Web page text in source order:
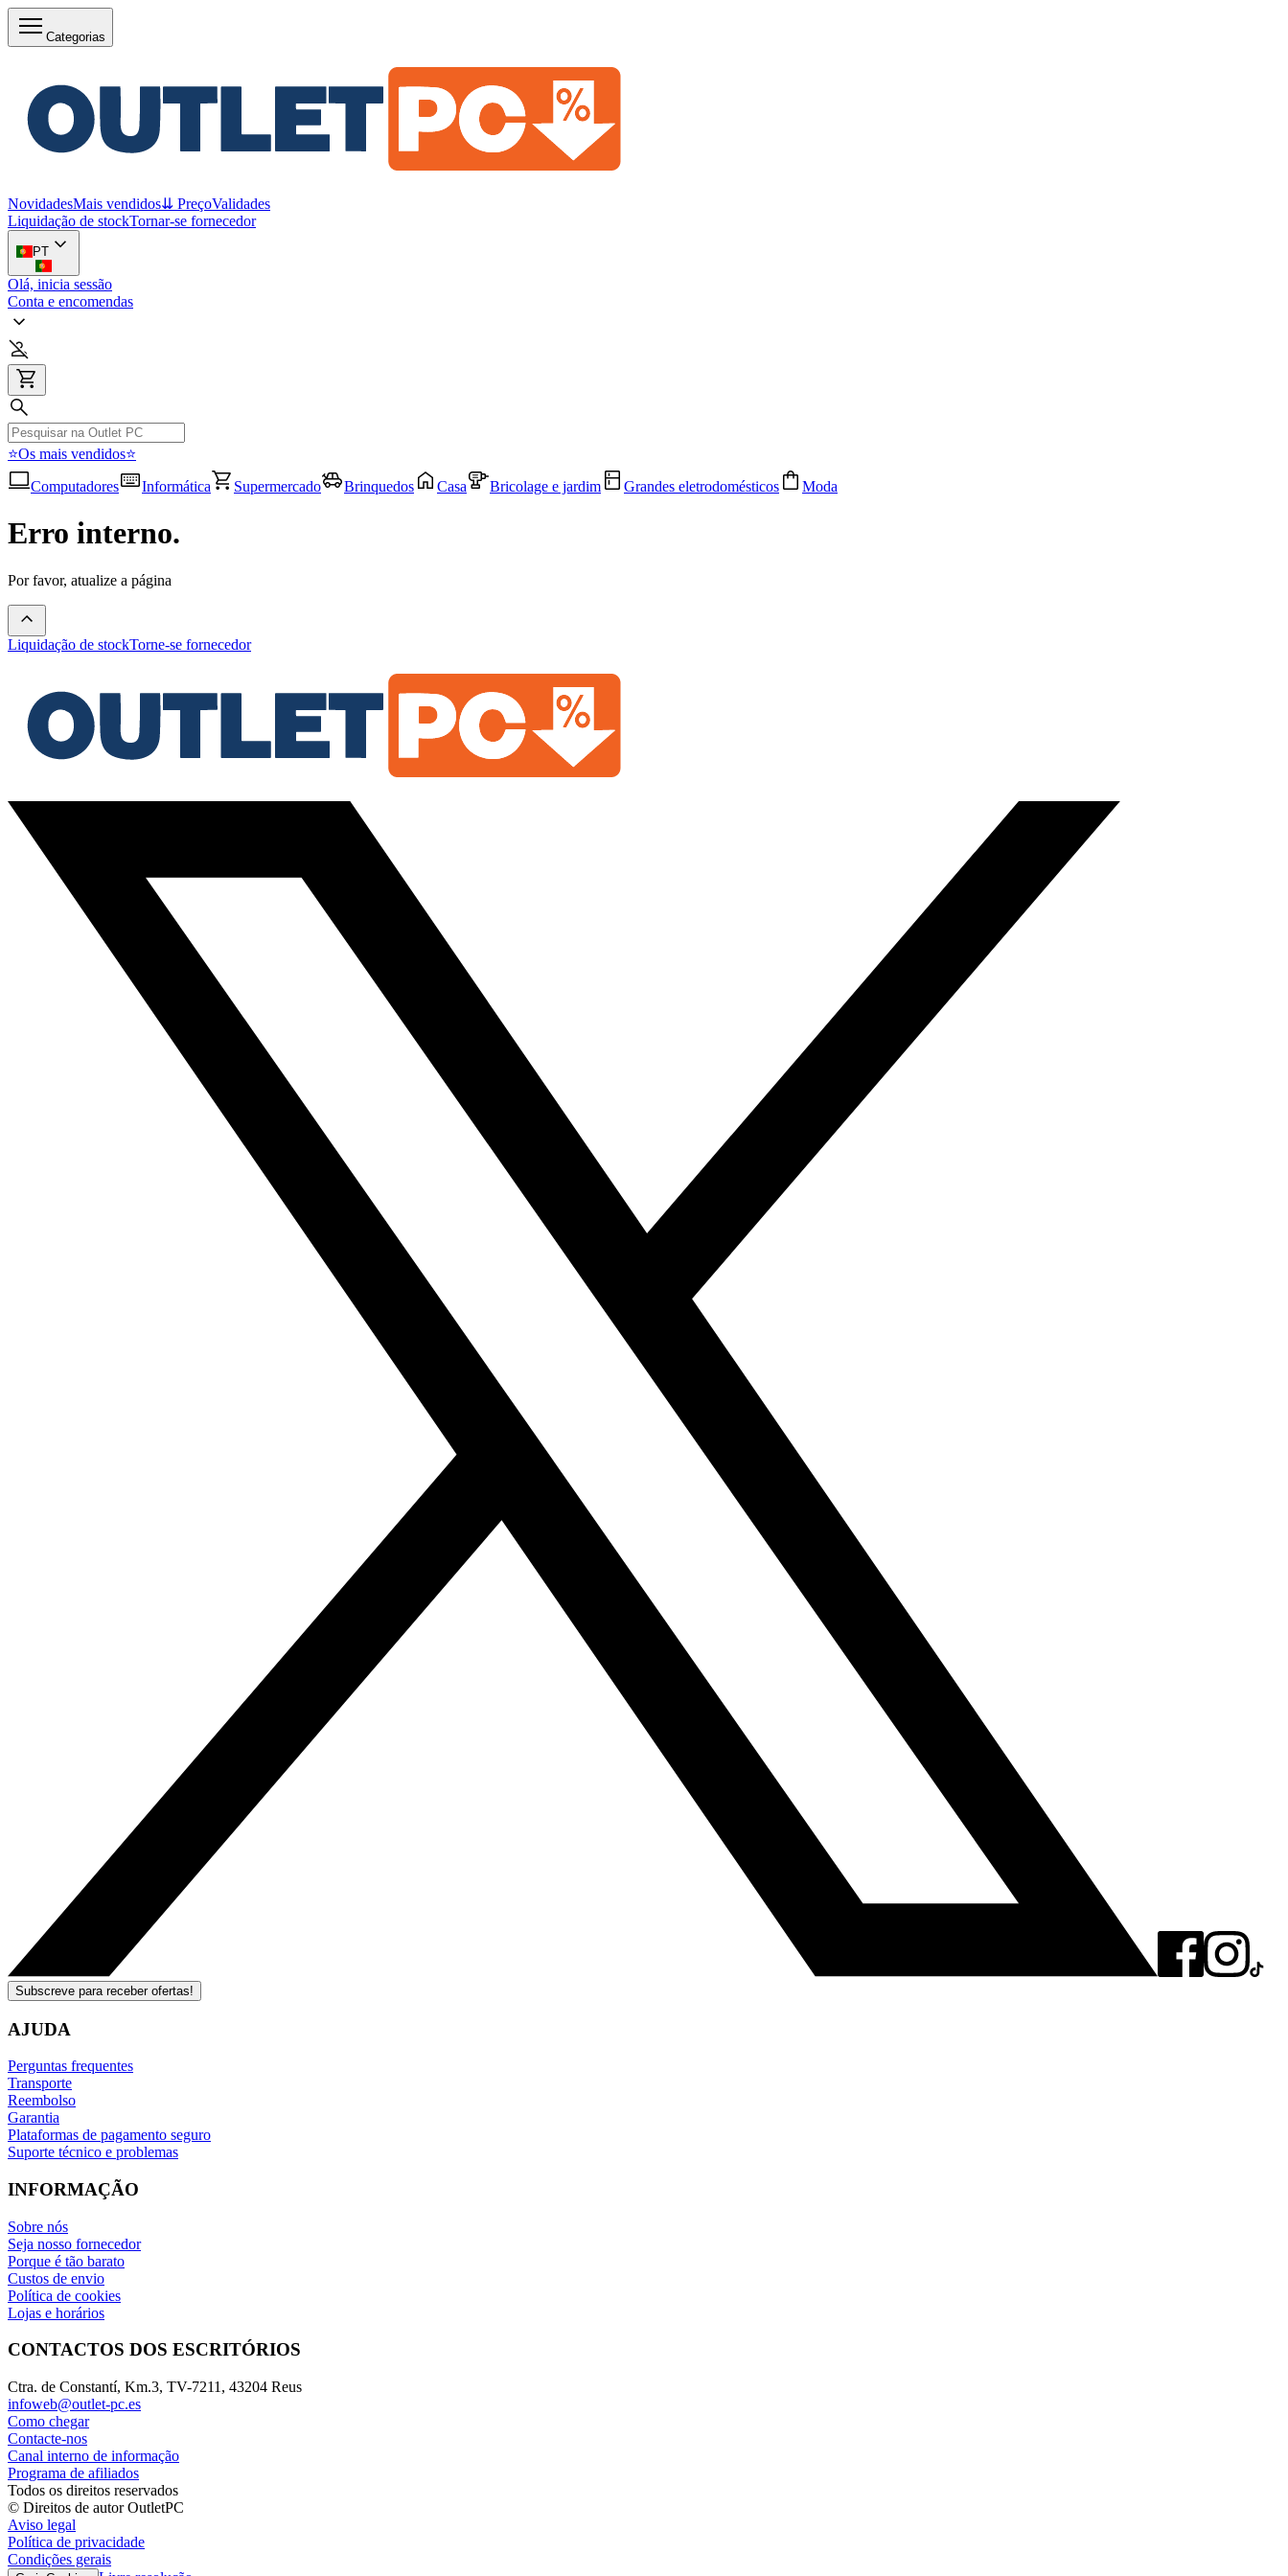
Categorias
NovidadesMais vendidos⇊ PreçoValidades
Liquidação de stockTornar-se fornecedor
PT
Olá, inicia sessão
Conta e encomendas
⭐Os mais vendidos⭐
Computadores
Informática Supermercado Brinquedos Casa Bricolage e jardim Grandes eletrodomésticos Moda
Erro interno.
Por favor, atualize a página
Liquidação de stockTorne-se fornecedor
Subscreve para receber ofertas!
AJUDA
Perguntas frequentes
Transporte
Reembolso
Garantia
Plataformas de pagamento seguro
Suporte técnico e problemas
INFORMAÇÃO
Sobre nós
Seja nosso fornecedor
Porque é tão barato
Custos de envio
Política de cookies
Lojas e horários
CONTACTOS DOS ESCRITÓRIOS
Ctra. de Constantí, Km.3, TV-7211, 43204 Reus
infoweb@outlet-pc.es
Como chegar
Contacte-nos
Canal interno de informação
Programa de afiliados
Todos os direitos reservados
© Direitos de autor OutletPC
Aviso legal
Política de privacidade
Condições gerais